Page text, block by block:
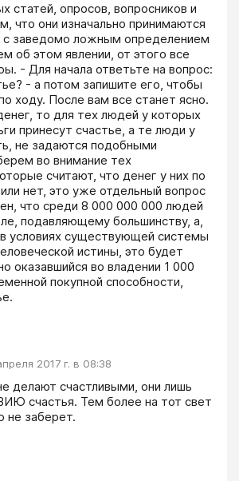
статей, опросов, вопросников и
что они изначально принимаются
с заведомо ложным определением
об этом явлении, от этого все
- Для начала ответьте на вопрос:
- а потом запишите его, чтобы
ходу. После вам все станет ясно.
то для тех людей у которых
принесут счастье, а те люди у
не задаются подобными
во внимание тех
считают, что денег у них по
нет, это уже отдельный вопрос
что среди 8 000 000 000 людей
подавляющему большинству, а,
условиях существующей системы
истины, это будет
оказавшийся во владении 1 000
покупной способности,
2017 г. в 08:38
делают счастливыми, они лишь
счастья. Тем более на тот свет
не заберет.